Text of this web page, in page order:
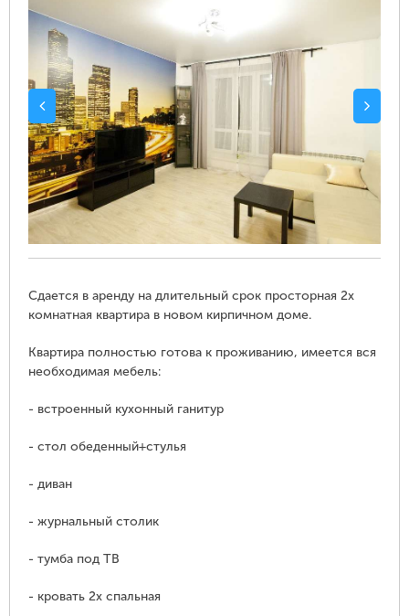
Сдается в аренду на длительный срок просторная 2х
комнатная квартира в новом кирпичном доме.
Квартира полностью готова к проживанию, имеется вся
необходимая мебель:
- встроенный кухонный ганитур
- стол обеденный+стулья
- диван
- журнальный столик
- тумба под ТВ
- кровать 2х спальная